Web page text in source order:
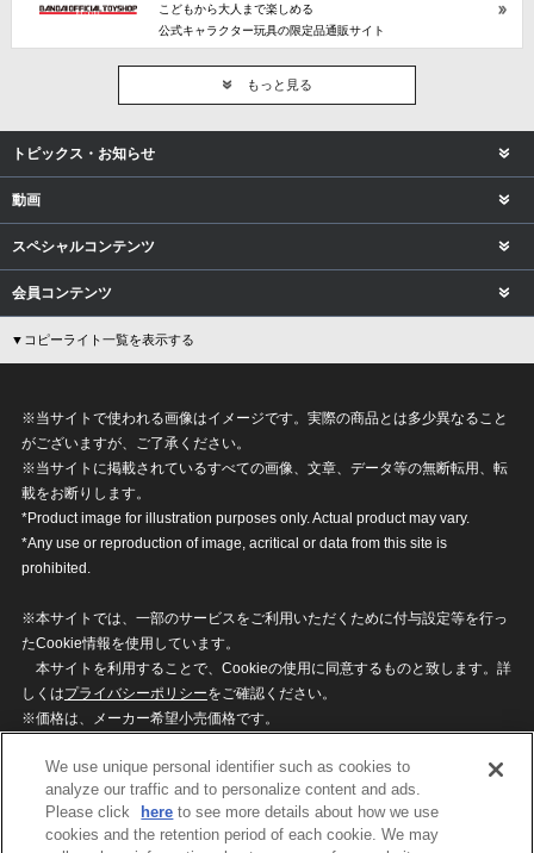
こどもから大人まで楽しめる
公式キャラクター玩具の限定品通販サイト
もっと見る
トピックス・お知らせ
動画
スペシャルコンテンツ
会員コンテンツ
▼コピーライト一覧を表示する
※当サイトで使われる画像はイメージです。実際の商品とは多少異なること
がございますが、ご了承ください。
※当サイトに掲載されているすべての画像、文章、データ等の無断転用、転
載をお断りします。
*Product image for illustration purposes only. Actual product may vary.
*Any use or reproduction of image, acritical or data from this site is
prohibited.
※本サイトでは、一部のサービスをご利用いただくために付与設定等を行っ
たCookie情報を使用しています。
本サイトを利用することで、Cookieの使用に同意するものと致します。詳
しくはプライバシーポリシーをご確認ください。
※価格は、メーカー希望小売価格です。
ざいますのでご了承ください。
privacypolicy
Do Not Sell or Share My
We use unique personal identifier such as cookies to
analyze our traffic and to personalize content and ads.
Please click
here to see more details about how we use
cookies and the retention period of each cookie. We may